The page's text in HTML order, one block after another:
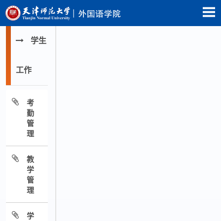
学生
工作
考
勤
管
理
教
学
管
理
学